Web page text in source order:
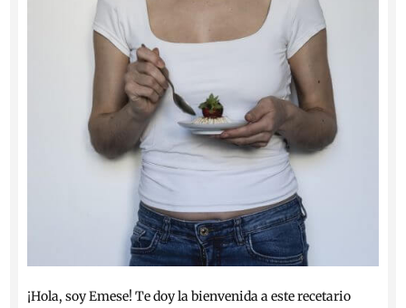
¡Hola, soy Emese! Te doy la bienvenida a este recetario